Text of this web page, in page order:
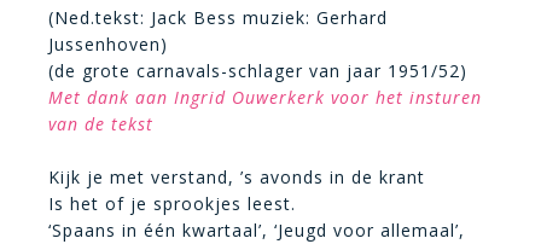
(Ned.tekst: Jack Bess muziek: Gerhard
Jussenhoven)
(de grote carnavals-schlager van jaar 1951/52)
Met dank aan Ingrid Ouwerkerk voor het insturen
van de tekst
Kijk je met verstand, ’s avonds in de krant
Is het of je sprookjes leest.
‘Spaans in één kwartaal’, ‘Jeugd voor allemaal’,